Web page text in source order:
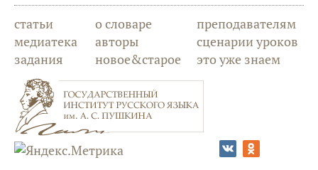
статьи
медиатека
задания
о словаре
авторы
новое&старое
преподавателям
сценарии уроков
это уже знаем